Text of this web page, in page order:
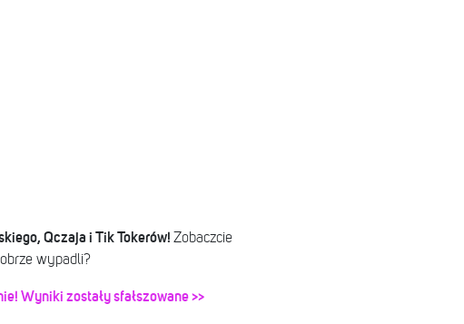
Qczaja i Tik Tokerów! Zobaczcie
wypadli?
Wyniki zostały sfałszowane >>